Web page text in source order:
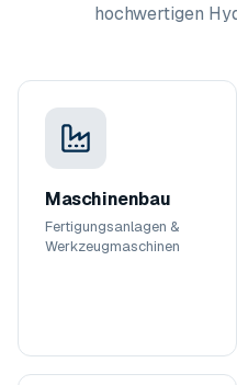
hochwertigen
Maschinenbau
Fertigungsanlagen &
Werkzeugmaschinen